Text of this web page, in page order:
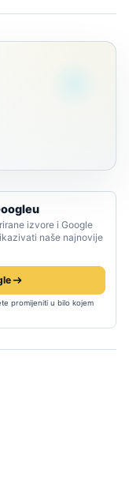
izvore i Google
naše najnovije
promijeniti u bilo kojem